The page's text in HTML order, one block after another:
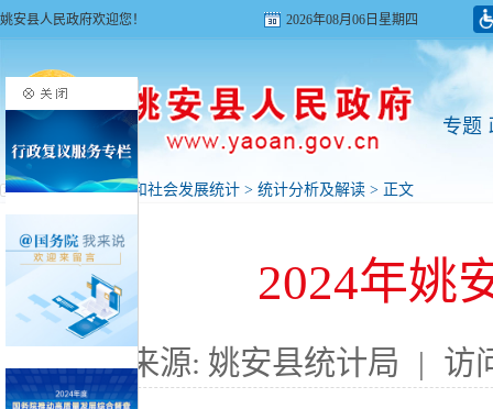
姚安县人民政府欢迎您！ 2026年08月06日星期四
专题
首页>国民经济和社会发展统计 > 统计分析及解读 > 正文
2024年姚
来源: 姚安县统计局 | 访